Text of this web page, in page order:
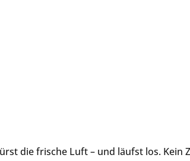
die frische Luft – und läufst los. Kein